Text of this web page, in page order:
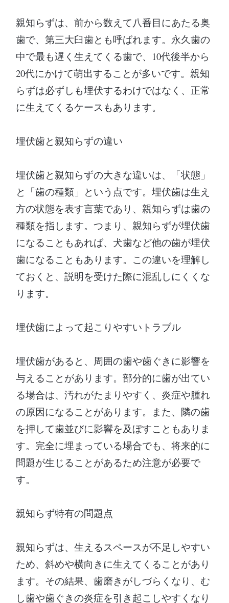
親知らずは、前から数えて八番目にあたる奥
歯で、第三大臼歯とも呼ばれます。永久歯の
中で最も遅く生えてくる歯で、10代後半から
20代にかけて萌出することが多いです。親知
らずは必ずしも埋伏するわけではなく、正常
に生えてくるケースもあります。
埋伏歯と親知らずの違い
埋伏歯と親知らずの大きな違いは、「状態」
と「歯の種類」という点です。埋伏歯は生え
方の状態を表す言葉であり、親知らずは歯の
種類を指します。つまり、親知らずが埋伏歯
になることもあれば、犬歯など他の歯が埋伏
歯になることもあります。この違いを理解し
ておくと、説明を受けた際に混乱しにくくな
ります。
埋伏歯によって起こりやすいトラブル
埋伏歯があると、周囲の歯や歯ぐきに影響を
与えることがあります。部分的に歯が出てい
る場合は、汚れがたまりやすく、炎症や腫れ
の原因になることがあります。また、隣の歯
を押して歯並びに影響を及ぼすこともありま
す。完全に埋まっている場合でも、将来的に
問題が生じることがあるため注意が必要で
す。
親知らず特有の問題点
親知らずは、生えるスペースが不足しやすい
ため、斜めや横向きに生えてくることがあり
ます。その結果、歯磨きがしづらくなり、む
し歯や歯ぐきの炎症を引き起こしやすくなり